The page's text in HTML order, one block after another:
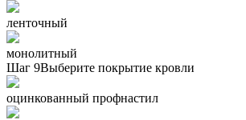
ленточный
монолитный
Шаг 9Выберите покрытие кровли
оцинкованный профнастил